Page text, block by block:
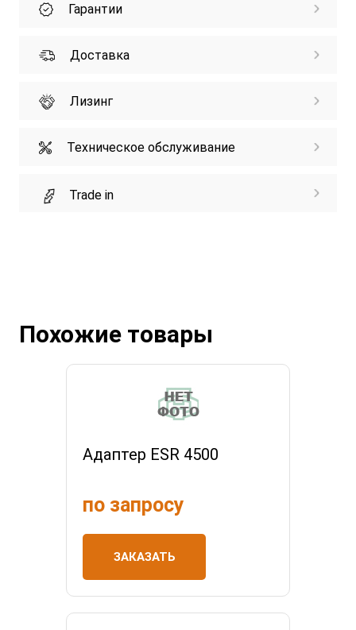
Гарантии
Доставка
Лизинг
Техническое обслуживание
Trade in
Похожие товары
Адаптер ESR 4500
по запросу
ЗАКАЗАТЬ